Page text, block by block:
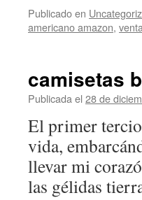
Publicado en
americano amazon,
camisetas
Publicada el 28 de
El primer tercio
vida,
llevar mi
las gélidas